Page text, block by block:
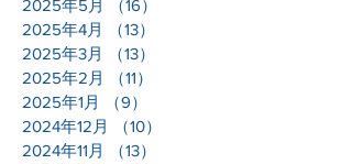
2025年5月
（16）
2025年4月
（13）
2025年3月
（13）
2025年2月
（11）
2025年1月
（9）
2024年12月
（10）
2024年11月
（13）